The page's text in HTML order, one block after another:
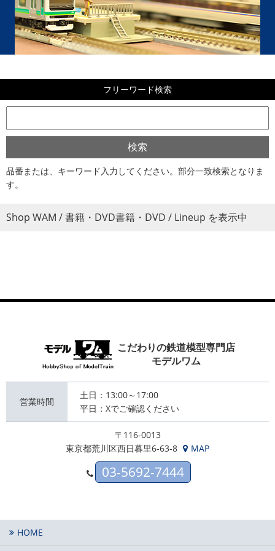
フリーワード検索
品番または、キーワード入力してください。部分一致検索となりま
す。
Shop WAM / 書籍・DVD書籍・DVD / Lineup を表示中
こだわりの鉄道模型専門店
モデルワム
営業時間
土日：13:00～17:00
平日：Xでご確認ください
〒116-0013
東京都荒川区西日暮里6-63-8
MAP
03-5692-7444
HOME